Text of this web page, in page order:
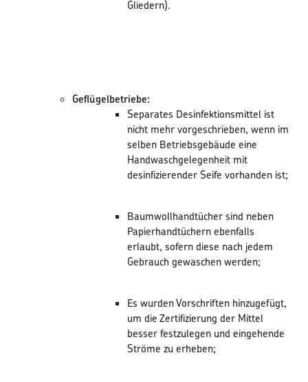
Gliedern).
Geflügelbetriebe:
Separates Desinfektionsmittel ist
nicht mehr vorgeschrieben, wenn im
selben Betriebsgebäude eine
Handwaschgelegenheit mit
desinfizierender Seife vorhanden ist;
Baumwollhandtücher sind neben
Papierhandtüchern ebenfalls
erlaubt, sofern diese nach jedem
Gebrauch gewaschen werden;
Es wurden Vorschriften hinzugefügt,
um die Zertifizierung der Mittel
besser festzulegen und eingehende
Ströme zu erheben;